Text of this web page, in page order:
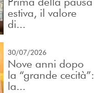
estiva, il valore
di...
30/07/2026
Nove anni dopo
la “grande cecità”:
la...